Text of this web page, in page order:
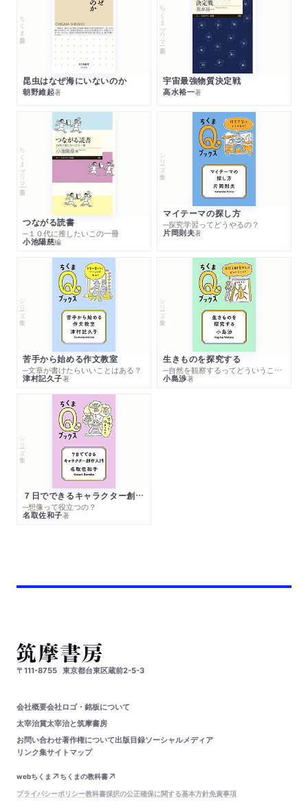
ちくま新書
昆虫はなぜ海にいないのか
朝野維起著
ちくまプリマー新書
宇宙最強物質決定戦
高水裕一著
ちくまプリマー新書
つながる読書
─１０代に推したいこの一冊
小池陽慈編
シリーズ・全集
マイテーマの探し方
─探究学習ってどうやるの？
片岡則夫著
シリーズ・全集
苦手から始める作文教室
─文章が書けたらいいことはある？
津村記久子著
シリーズ・全集
生きものを探究する
─自然を観察するってどういうこと？
小島渉著
シリーズ・全集
７日でできるキャラクター創作入門
─想像って役立つの？
名取佐和子著
〒111-8755 東京都台東区蔵前2-5-3
会社概要会社ロゴ・銘板について
太宰治賞太宰治と筑摩書房
お問い合わせ著作権について出版目録ソーシャルメディア
リンク集サイトマップ
webちくま
ちくまの教科書
プライバシーポリシー教科書採択の公正確保に関する基本方針免責事項